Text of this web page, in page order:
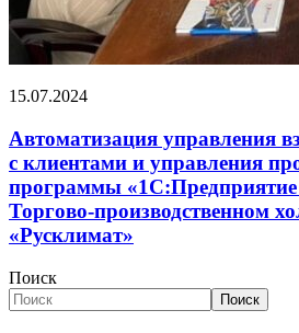
15.07.2024
Автоматизация управления
с клиентами и управления
программы
Торгово-производственном
«Русклимат»
Поиск
Поиск